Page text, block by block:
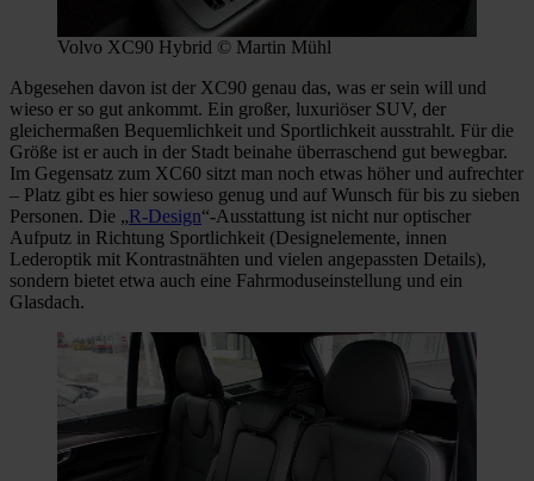
Volvo XC90 Hybrid © Martin Mühl
Abgesehen davon ist der XC90 genau das, was er sein will und
wieso er so gut ankommt. Ein großer, luxuriöser SUV, der
gleichermaßen Bequemlichkeit und Sportlichkeit ausstrahlt. Für die
Größe ist er auch in der Stadt beinahe überraschend gut bewegbar.
Im Gegensatz zum XC60 sitzt man noch etwas höher und aufrechter
– Platz gibt es hier sowieso genug und auf Wunsch für bis zu sieben
Personen. Die „R-Design“-Ausstattung ist nicht nur optischer
Aufputz in Richtung Sportlichkeit (Designelemente, innen
Lederoptik mit Kontrastnähten und vielen angepassten Details),
sondern bietet etwa auch eine Fahrmoduseinstellung und ein
Glasdach.